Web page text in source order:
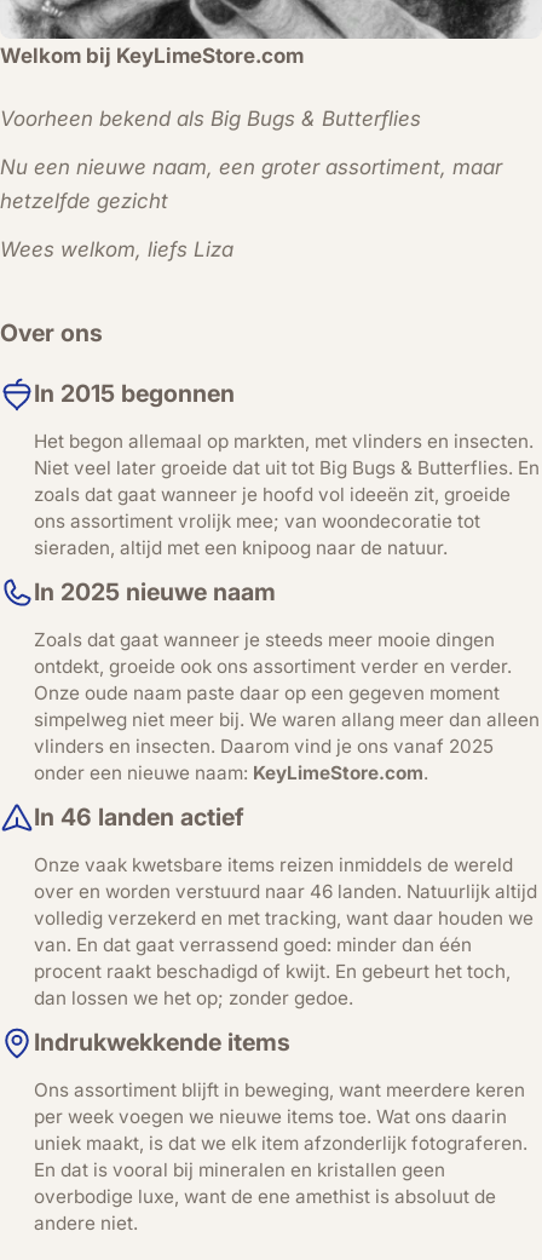
Welkom bij KeyLimeStore.com
Voorheen bekend als Big Bugs & Butterflies
Nu een nieuwe naam, een groter assortiment, maar
hetzelfde gezicht
Wees welkom, liefs Liza
Over ons
In 2015 begonnen
Het begon allemaal op markten, met vlinders en insecten.
Niet veel later groeide dat uit tot Big Bugs & Butterflies. En
zoals dat gaat wanneer je hoofd vol ideeën zit, groeide
ons assortiment vrolijk mee; van woondecoratie tot
sieraden, altijd met een knipoog naar de natuur.
In 2025 nieuwe naam
Zoals dat gaat wanneer je steeds meer mooie dingen
ontdekt, groeide ook ons assortiment verder en verder.
Onze oude naam paste daar op een gegeven moment
simpelweg niet meer bij. We waren allang meer dan alleen
vlinders en insecten. Daarom vind je ons vanaf 2025
onder een nieuwe naam: KeyLimeStore.com.
In 46 landen actief
Onze vaak kwetsbare items reizen inmiddels de wereld
over en worden verstuurd naar 46 landen. Natuurlijk altijd
volledig verzekerd en met tracking, want daar houden we
van. En dat gaat verrassend goed: minder dan één
procent raakt beschadigd of kwijt. En gebeurt het toch,
dan lossen we het op; zonder gedoe.
Indrukwekkende items
Ons assortiment blijft in beweging, want meerdere keren
per week voegen we nieuwe items toe. Wat ons daarin
uniek maakt, is dat we elk item afzonderlijk fotograferen.
En dat is vooral bij mineralen en kristallen geen
overbodige luxe, want de ene amethist is absoluut de
andere niet.